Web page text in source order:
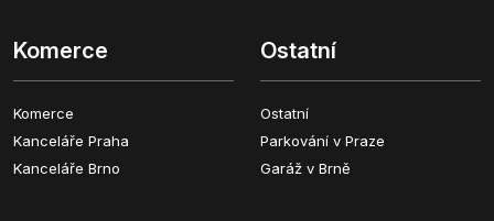
Komerce
Komerce
Kanceláře Praha
Kanceláře Brno
Ostatní
Ostatní
Parkování v Praze
Garáž v Brně